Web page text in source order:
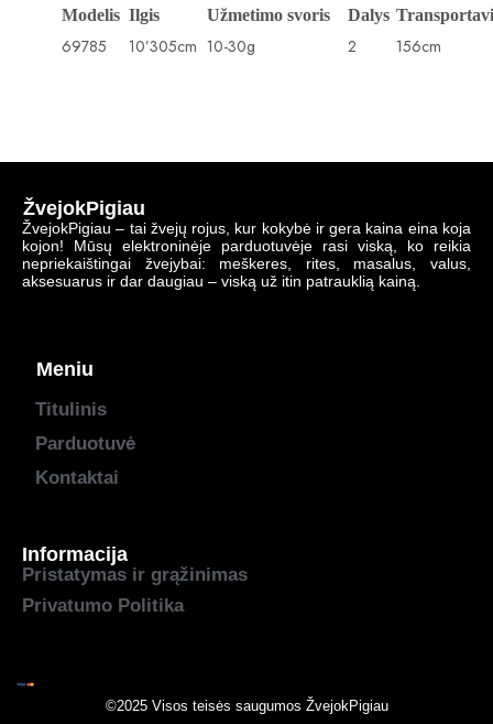
Modelis Ilgis Užmetimo svoris Dalys
69785 10’305cm 10-30g 2 156cm
ŽvejokPigiau
ŽvejokPigiau – tai žvejų rojus, kur kokybė ir gera kaina eina koja
kojon! Mūsų elektroninėje parduotuvėje rasi viską, ko reikia
nepriekaištingai žvejybai: meškeres, rites, masalus, valus,
aksesuarus ir dar daugiau – viską už itin patrauklią kainą.
Meniu
Titulinis
Parduotuvė
Kontaktai
Informacija
Pristatymas ir grąžinimas
Privatumo Politika
©2025 Visos teisės saugumos ŽvejokPigiau